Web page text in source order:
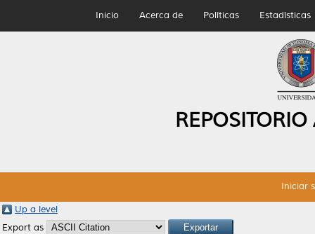
Inicio Acerca de Políticas Estadísticas
Iniciar
Up a level
Export as